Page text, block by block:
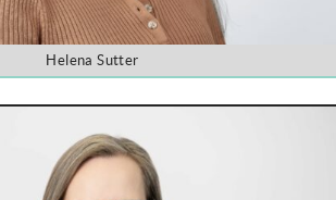
Helena Sutter